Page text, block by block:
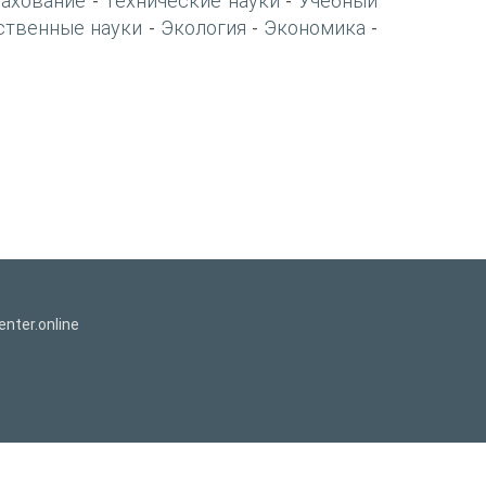
науки - Экология - Экономика -